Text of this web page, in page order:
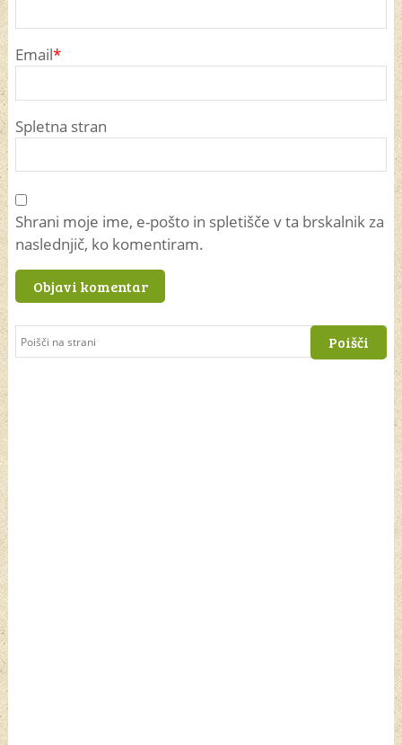
Email*
Spletna stran
Shrani moje ime, e-pošto in spletišče v ta brskalnik za
naslednjič, ko komentiram.